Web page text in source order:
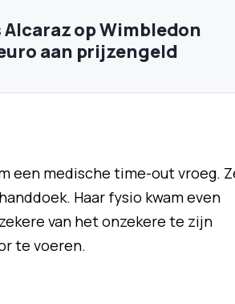
op Wimbledon
aan prijzengeld
een medische time-out vroeg.
Haar fysio kwam even
van het onzekere te zijn
te voeren.